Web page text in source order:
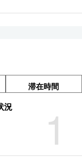
滞在時間
1
況